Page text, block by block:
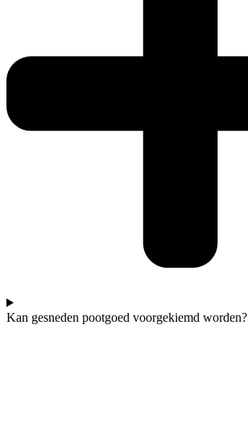
Kan gesneden pootgoed voorgekiemd worden?